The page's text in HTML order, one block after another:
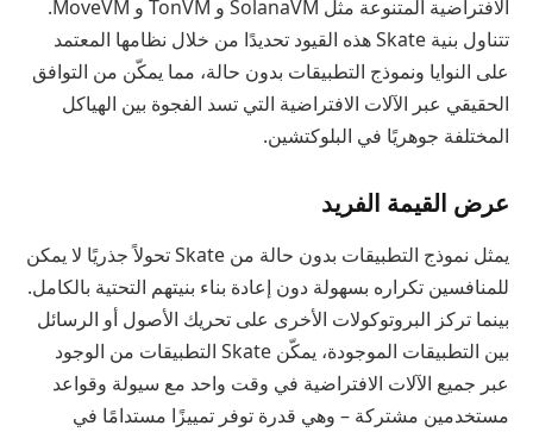
الافتراضية المتنوعة مثل SolanaVM و TonVM و MoveVM.
تتناول بنية Skate هذه القيود تحديدًا من خلال نظامها المعتمد
على النوايا ونموذج التطبيقات بدون حالة، مما يمكّن من التوافق
الحقيقي عبر الآلات الافتراضية التي تسد الفجوة بين الهياكل
المختلفة جوهريًا في البلوكتشين.
عرض القيمة الفريد
يمثل نموذج التطبيقات بدون حالة من Skate تحولاً جذريًا لا يمكن
للمنافسين تكراره بسهولة دون إعادة بناء بنيتهم التحتية بالكامل.
بينما تركز البروتوكولات الأخرى على تحريك الأصول أو الرسائل
بين التطبيقات الموجودة، يمكّن Skate التطبيقات من الوجود
عبر جميع الآلات الافتراضية في وقت واحد مع سيولة وقواعد
مستخدمين مشتركة – وهي قدرة توفر تمييزًا مستدامًا في